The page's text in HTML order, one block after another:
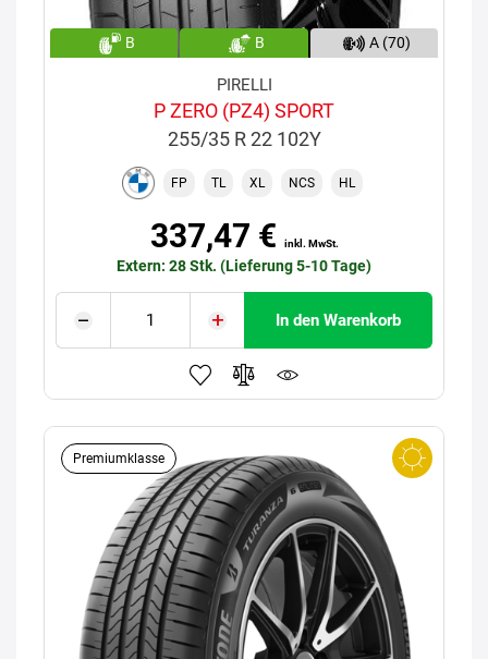
B B A (70)
PIRELLI
P ZERO (PZ4) SPORT
255/35 R 22 102Y
FP TL XL NCS HL
337,47 € inkl. MwSt.
Extern: 28 Stk. (Lieferung 5-10 Tage)
In den Warenkorb
Premiumklasse